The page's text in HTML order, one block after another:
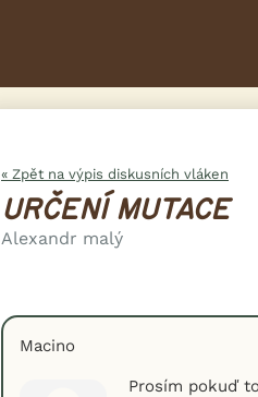
« Zpět na výpis diskusních vláken
URČENÍ MUTACE
Alexandr malý
Macino
Prosím pokuď